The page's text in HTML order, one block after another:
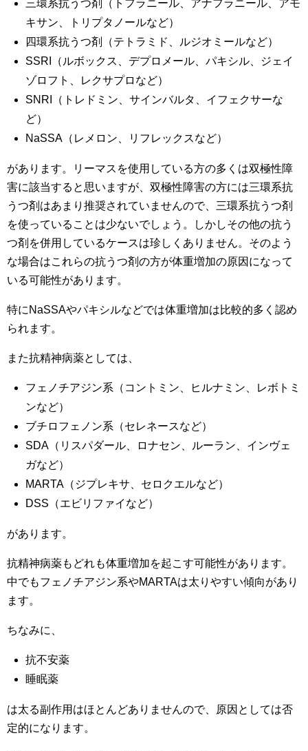
三環系抗うつ剤（トフラニール、アナフラニール、アモ
キサン、トリプタノールなど）
四環系抗うつ剤（テトラミド、ルジオミールなど）
SSRI（ルボックス、デプロメール、パキシル、ジェイ
ゾロフト、レクサプロなど）
SNRI（トレドミン、サインバルタ、イフェクサーな
ど）
NaSSA（レメロン、リフレックスなど）
があります。リーマスを使用している方の多くは双極性障
害に該当すると思いますが、双極性障害の方には三環系抗
うつ剤はあまり推奨されていませんので、三環系抗うつ剤
を使っていることは少ないでしょう。しかしその他の抗う
つ剤を併用しているケースは珍しくありません。そのよう
な場合はこれらの抗うつ剤の方が体重増加の原因になって
いる可能性があります。
特にNaSSAやパキシルなどでは体重増加は比較的多く認め
られます。
また抗精神病薬としては、
フェノチアジン系（コントミン、ヒルナミン、レボトミ
ンなど）
ブチロフェノン系（セレネースなど）
SDA（リスパダール、ロナセン、ルーラン、インヴェ
ガなど）
MARTA（ジプレキサ、セロクエルなど）
DSS（エビリファイなど）
があります。
抗精神病薬もどれも体重増加を起こす可能性があります。
中でもフェノチアジン系やMARTAは太りやすい傾向があり
ます。
ちなみに、
抗不安薬
睡眠薬
は太る副作用はほとんどありませんので、原因としては否
定的になります。